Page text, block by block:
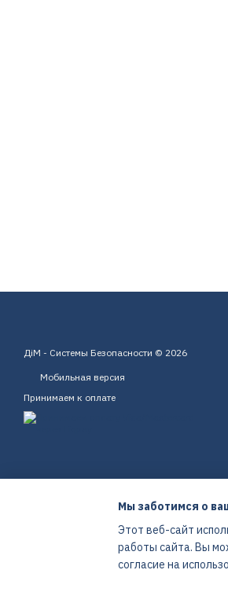
ДіМ - Системы Безопасности © 2026
Мобильная версия
Принимаем к оплате
Интернет-магазин создан с Хорошоп
Мы заботимся о
Этот веб-сайт
работы сайта. Вы
согласие на